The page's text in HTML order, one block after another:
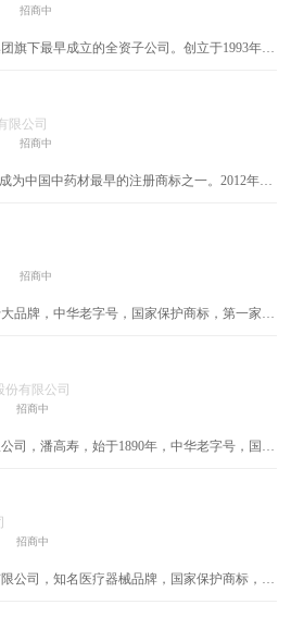
招商中
旗下最早成立的全资子公司。创立于1993年，
限公司
招商中
为中国中药材最早的注册商标之一。2012年4
声誉，至今连续多年荣获“上海市名牌产
年度被评为上海市企业诚信建设二星级企
招商中
品牌，中华老字号，国家保护商标，第一家专
，兼营机床、房地产开发等的现代集团公司。
份有限公司
招商中
司，潘高寿，始于1890年，中华老字号，国家
。
招商中
公司，知名医疗器械品牌，国家保护商标，广